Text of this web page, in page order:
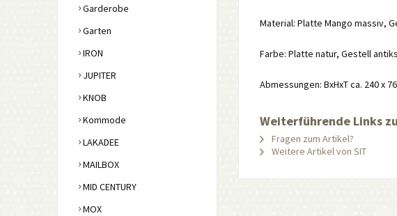
Garderobe
Garten
IRON
JUPITER
KNOB
Kommode
LAKADEE
MAILBOX
MID CENTURY
MOX
Material: Platte Mango massiv,
Farbe: Platte natur, Gestell
Abmessungen: BxHxT ca. 240 x
Weiterführende Links
Fragen zum Artikel?
Weitere Artikel von SIT